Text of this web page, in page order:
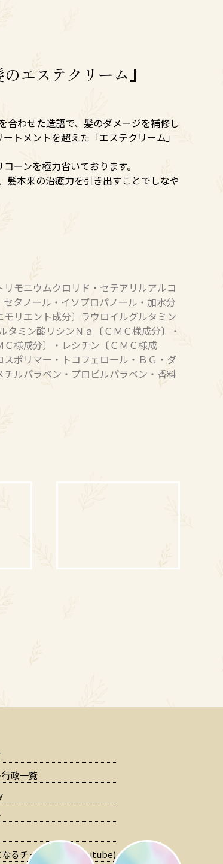
エステクリーム』
わせた造語で、髪のダメージを補修し
トメントを超えた「エステクリーム」
ーンを極力省いております。
髪本来の治癒力を引き出すことでしなや
モニウムクロリド・セテアリルアルコ
タノール・イソプロパノール・加水分
リエント成分〕ラウロイルグルタミン
ミン酸リシンＮａ〔ＣＭＣ様成分〕・
様成分〕・レシチン〔ＣＭＣ様成
ポリマー・トコフェロール・ＢＧ・ダ
ルパラベン・プロピルパラベン・香料
政一覧
なるチャンネル」(Youtube)